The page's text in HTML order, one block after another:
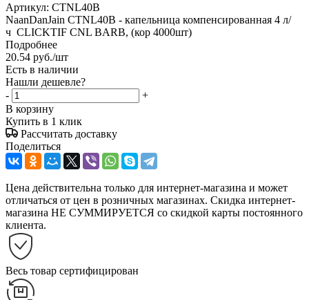
Артикул: CTNL40B
NaanDanJain CTNL40B - капельница компенсированная 4 л/
ч CLICKTIF CNL BARB, (кор 4000шт)
Подробнее
20.54 руб./шт
Есть в наличии
Нашли дешевле?
-
+
В корзину
Купить в 1 клик
Рассчитать доставку
Поделиться
Цена действительна только для интернет-магазина и может
отличаться от цен в розничных магазинах. Скидка интернет-
магазина НЕ СУММИРУЕТСЯ со скидкой карты постоянного
клиента.
Весь товар сертифицирован